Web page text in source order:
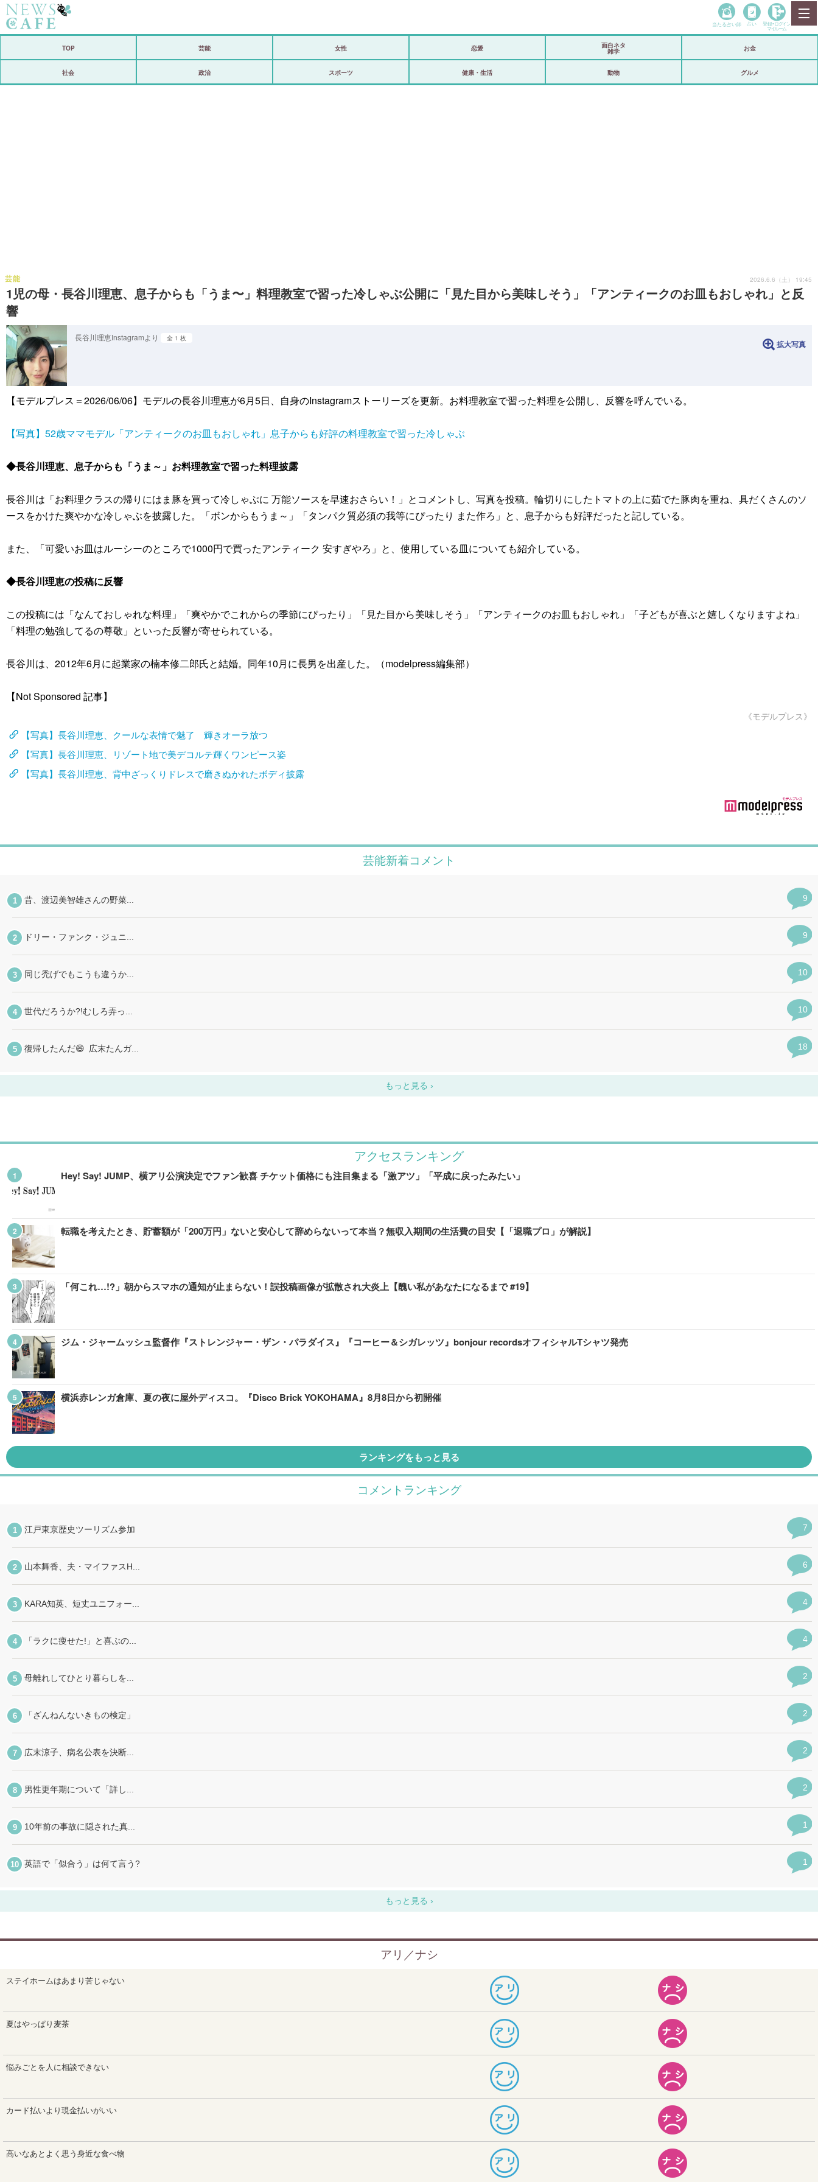
当たる占い師 占い 登録• ログイン
マイルーム
TOP 芸能 女性 恋愛
面白ネタ
雑学
お金
社会 政治 スポーツ 健康・生活 動物 グルメ
1児の母・長谷川理恵、息子からも「うま〜」料理教室で習った冷しゃぶ公開に「見た目から美味しそう」「アンティークのお皿もおしゃれ」と反
響
芸能 2026.6.6（土） 19:45
長谷川理恵Instagramより 全 1 枚
拡大写真
【モデルプレス＝2026/06/06】モデルの長谷川理恵が6月5日、自身のInstagramストーリーズを更新。お料理教室で習った料理を公開し、反響を呼んでいる。
【写真】52歳ママモデル「アンティークのお皿もおしゃれ」息子からも好評の料理教室で習った冷しゃぶ
◆長谷川理恵、息子からも「うま～」お料理教室で習った料理披露
長谷川は「お料理クラスの帰りにはま豚を買って冷しゃぶに 万能ソースを早速おさらい！」とコメントし、写真を投稿。輪切りにしたトマトの上に茹でた豚肉を重ね、具だくさんのソ
ースをかけた爽やかな冷しゃぶを披露した。「ボンからもうま～」「タンパク質必須の我等にぴったり また作ろ」と、息子からも好評だったと記している。
また、「可愛いお皿はルーシーのところで1000円で買ったアンティーク 安すぎやろ」と、使用している皿についても紹介している。
◆長谷川理恵の投稿に反響
この投稿には「なんておしゃれな料理」「爽やかでこれからの季節にぴったり」「見た目から美味しそう」「アンティークのお皿もおしゃれ」「子どもが喜ぶと嬉しくなりますよね」
「料理の勉強してるの尊敬」といった反響が寄せられている。
長谷川は、2012年6月に起業家の楠本修二郎氏と結婚。同年10月に長男を出産した。（modelpress編集部）
【Not Sponsored 記事】
《モデルプレス》
【写真】長谷川理恵、クールな表情で魅了 輝きオーラ放つ
【写真】長谷川理恵、リゾート地で美デコルテ輝くワンピース姿
【写真】長谷川理恵、背中ざっくりドレスで磨きぬかれたボディ披露
アクセスランキング
Hey! Say! JUMP、横アリ公演決定でファン歓喜 チケット価格にも注目集まる「激アツ」「平成に戻ったみたい」
転職を考えたとき、貯蓄額が「200万円」ないと安心して辞めらないって本当？無収入期間の生活費の目安【「退職プロ」が解説】
「何これ…!?」朝からスマホの通知が止まらない！誤投稿画像が拡散され大炎上【醜い私があなたになるまで #19】
ジム・ジャームッシュ監督作『ストレンジャー・ザン・パラダイス』『コーヒー＆シガレッツ』bonjour recordsオフィシャルTシャツ発売
横浜赤レンガ倉庫、夏の夜に屋外ディスコ。『Disco Brick YOKOHAMA』8月8日から初開催
ランキングをもっと見る